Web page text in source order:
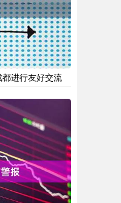
进行友好交流